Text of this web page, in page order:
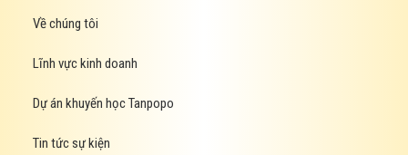
Về chúng tôi
Lĩnh vực kinh doanh
Dự án khuyến học Tanpopo
Tin tức sự kiện